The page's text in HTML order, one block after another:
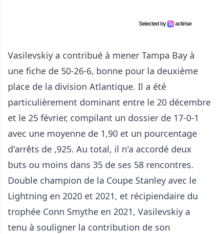
Vasilevskiy a contribué à mener Tampa Bay à
une fiche de 50-26-6, bonne pour la deuxième
place de la division Atlantique. Il a été
particulièrement dominant entre le 20 décembre
et le 25 février, compilant un dossier de 17-0-1
avec une moyenne de 1,90 et un pourcentage
d'arrêts de ,925. Au total, il n'a accordé deux
buts ou moins dans 35 de ses 58 rencontres.
Double champion de la Coupe Stanley avec le
Lightning en 2020 et 2021, et récipiendaire du
trophée Conn Smythe en 2021, Vasilevskiy a
tenu à souligner la contribution de son